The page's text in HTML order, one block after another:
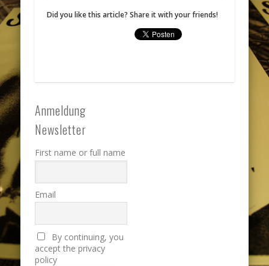
Did you like this article? Share it with your friends!
Anmeldung
Newsletter
First name or full name
Email
By continuing, you
accept the privacy
policy